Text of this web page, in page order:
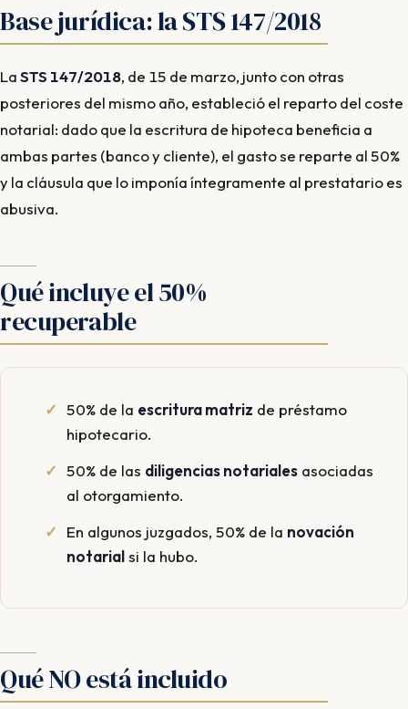
Base jurídica: la STS 147/2018
LaSTS 147/2018, de 15 de marzo, junto con otras
posteriores del mismo año, estableció el reparto del coste
notarial: dado que la escritura de hipoteca beneficia a
ambas partes (banco y cliente), el gasto se reparte al 50%
y la cláusula que lo imponía íntegramente al prestatario es
abusiva.
Qué incluye el 50%
recuperable
50% de la escritura matriz de préstamo
hipotecario.
50% de las diligencias notariales asociadas
al otorgamiento.
En algunos juzgados, 50% de la novación
notarialsi la hubo.
Qué NO está incluido